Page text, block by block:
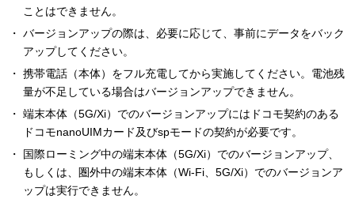
ことはできません。
バージョンアップの際は、必要に応じて、事前にデータをバック
アップしてください。
携帯電話（本体）をフル充電してから実施してください。電池残
量が不足している場合はバージョンアップできません。
端末本体（5G/Xi）でのバージョンアップにはドコモ契約のある
ドコモnanoUIMカード及びspモードの契約が必要です。
国際ローミング中の端末本体（5G/Xi）でのバージョンアップ、
もしくは、圏外中の端末本体（Wi-Fi、5G/Xi）でのバージョンア
ップは実行できません。